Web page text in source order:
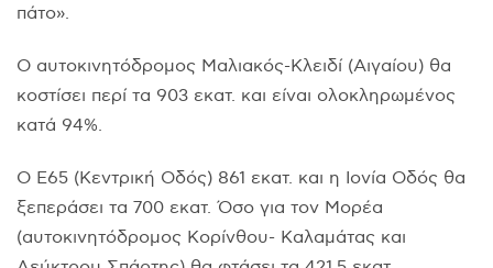
πάτο».
O αυτοκινητόδρομος Mαλιακός-Kλειδί (Aιγαίου) θα
κοστίσει περί τα 903 εκατ. και είναι ολοκληρωμένος
κατά 94%.
O E65 (Kεντρική Oδός) 861 εκατ. και η Iονία Oδός θα
ξεπεράσει τα 700 εκατ. Όσο για τον Mορέα
(αυτοκινητόδρομος Kορίνθου- Kαλαμάτας και